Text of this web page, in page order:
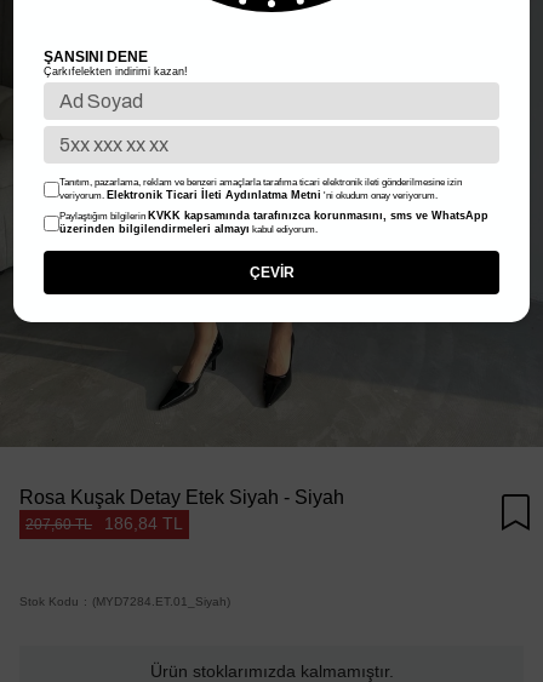
Rosa Kuşak Detay Etek Siyah - Siyah
207,60 TL 186,84 TL
Stok Kodu (MYD7284.ET.01_Siyah)
Ürün stoklarımızda kalmamıştır.
ŞANSINI DENE
Çarkıfelekten indirimi kazan!
Tanıtım, pazarlama, reklam ve benzeri amaçlarla tarafıma ticari elektronik ileti gönderilmesine izin
veriyorum. Elektronik Ticari İleti Aydınlatma Metni 'ni okudum onay veriyorum.
Paylaştığım bilgilerin KVKK kapsamında tarafınızca korunmasını, sms ve WhatsApp
üzerinden bilgilendirmeleri almayı kabul ediyorum.
ÇEVİR